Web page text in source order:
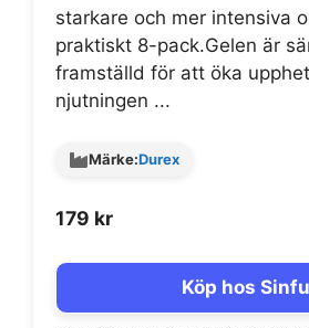
starkare och mer intensiva
praktiskt 8-pack.Gelen är
framställd för att öka
njutningen ...
Märke:Durex
179 kr
Köp hos